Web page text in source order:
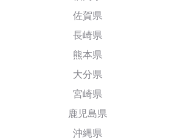
佐賀県
長崎県
熊本県
大分県
宮崎県
鹿児島県
沖縄県